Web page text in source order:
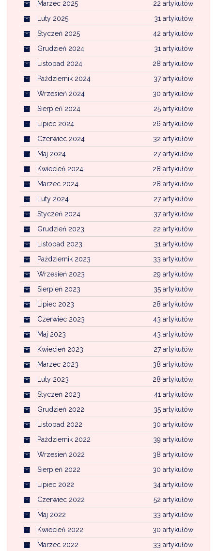
22 artykułów
Marzec 2025
31 artykułów
Luty 2025
42 artykułów
Styczeń 2025
31 artykułów
Grudzień 2024
28 artykułów
Listopad 2024
37 artykułów
Październik 2024
30 artykułów
Wrzesień 2024
25 artykułów
Sierpień 2024
26 artykułów
Lipiec 2024
32 artykułów
Czerwiec 2024
27 artykułów
Maj 2024
28 artykułów
Kwiecień 2024
28 artykułów
Marzec 2024
27 artykułów
Luty 2024
37 artykułów
Styczeń 2024
22 artykułów
Grudzień 2023
31 artykułów
Listopad 2023
33 artykułów
Październik 2023
29 artykułów
Wrzesień 2023
35 artykułów
Sierpień 2023
28 artykułów
Lipiec 2023
43 artykułów
Czerwiec 2023
43 artykułów
Maj 2023
27 artykułów
Kwiecień 2023
38 artykułów
Marzec 2023
28 artykułów
Luty 2023
41 artykułów
Styczeń 2023
35 artykułów
Grudzień 2022
30 artykułów
Listopad 2022
39 artykułów
Październik 2022
38 artykułów
Wrzesień 2022
30 artykułów
Sierpień 2022
34 artykułów
Lipiec 2022
52 artykułów
Czerwiec 2022
33 artykułów
Maj 2022
30 artykułów
Kwiecień 2022
33 artykułów
Marzec 2022